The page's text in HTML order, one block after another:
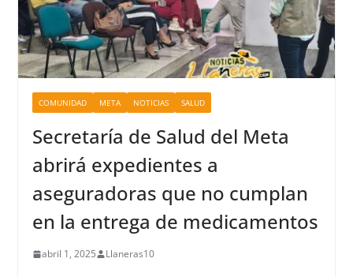
COMUNIDAD META NOTICIAS SALUD
Secretaría de Salud del Meta
abrirá expedientes a
aseguradoras que no cumplan
en la entrega de medicamentos
abril 1, 2025 Llaneras10